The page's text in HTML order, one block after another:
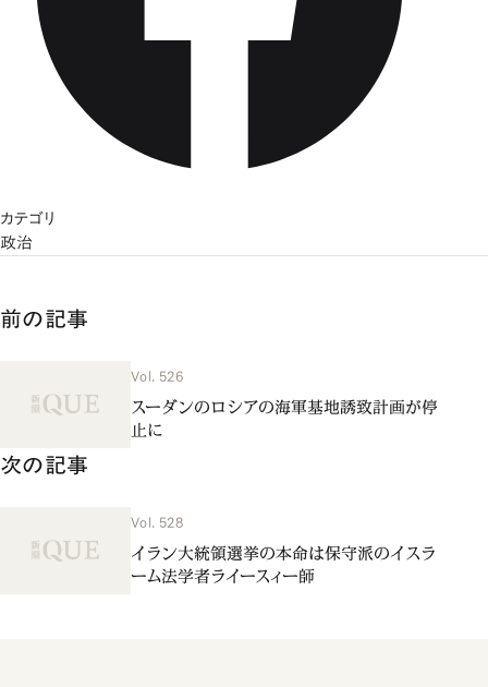
カテゴリ
政治
前の記事
Vol. 526
スーダンのロシアの海軍基地誘致計画が停
止に
次の記事
Vol. 528
イラン大統領選挙の本命は保守派のイスラ
ーム法学者ライースィー師